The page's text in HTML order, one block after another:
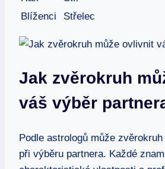
Blíženci
Střelec
Jak zvěrokruh
váš výběr
Podle astrologů‌ může
při výběru partnera. Každé